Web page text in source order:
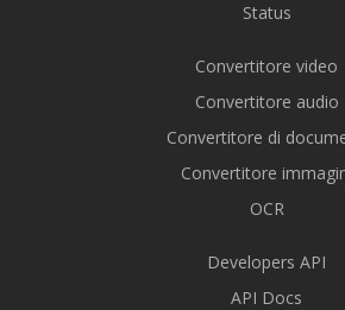
Status
Convertitore video
Convertitore audio
Convertitore di
Convertitore
OCR
Developers API
API Docs